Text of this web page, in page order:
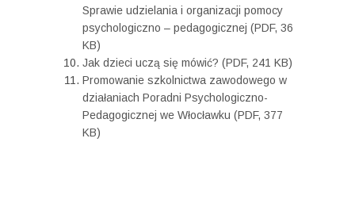
Sprawie udzielania i organizacji pomocy
psychologiczno – pedagogicznej (PDF, 36
KB)
Jak dzieci uczą się mówić? (PDF, 241 KB)
Promowanie szkolnictwa zawodowego w
działaniach Poradni Psychologiczno-
Pedagogicznej we Włocławku (PDF, 377
KB)